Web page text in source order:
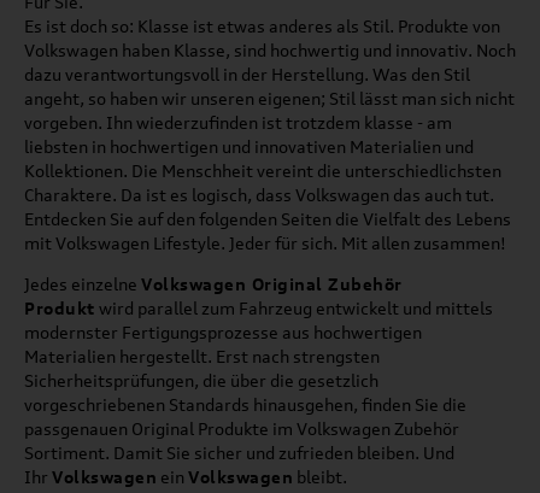
Es ist doch so: Klasse ist etwas anderes als Stil. Produkte von
Volkswagen haben Klasse, sind hochwertig und innovativ. Noch
dazu verantwortungsvoll in der Herstellung. Was den Stil
angeht, so haben wir unseren eigenen; Stil lässt man sich nicht
vorgeben. Ihn wiederzufinden ist trotzdem klasse - am
liebsten in hochwertigen und innovativen Materialien und
Kollektionen. Die Menschheit vereint die unterschiedlichsten
Charaktere. Da ist es logisch, dass Volkswagen das auch tut.
Entdecken Sie auf den folgenden Seiten die Vielfalt des Lebens
mit Volkswagen Lifestyle. Jeder für sich. Mit allen zusammen!
Jedes einzelne Volkswagen Original Zubehör
Produkt wird parallel zum Fahrzeug entwickelt und mittels
modernster Fertigungsprozesse aus hochwertigen
Materialien hergestellt. Erst nach strengsten
Sicherheitsprüfungen, die über die gesetzlich
vorgeschriebenen Standards hinausgehen, finden Sie die
passgenauen Original Produkte im Volkswagen Zubehör
Sortiment. Damit Sie sicher und zufrieden bleiben. Und
Ihr Volkswagen ein Volkswagen bleibt.